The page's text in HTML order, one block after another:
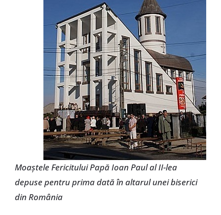
Moaştele Fericitului Papă Ioan Paul al II-lea
depuse pentru prima dată în altarul unei biserici
din România